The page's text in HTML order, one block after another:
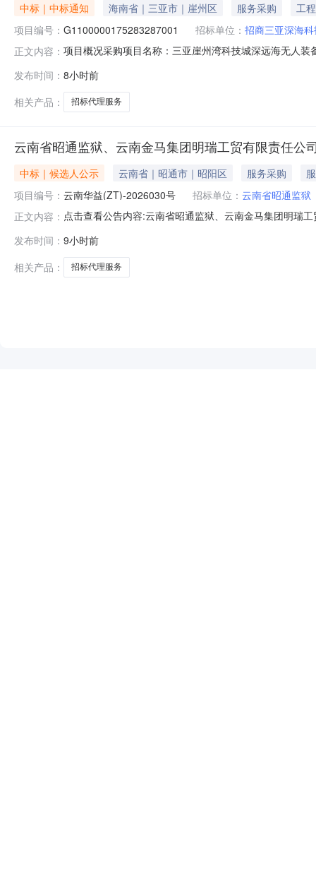
中标｜中标通知 海南省｜三亚市｜崖州区 服务采购
工程
项目编号： G1100000175283287001 招标单位： 招商三亚深海
正文内容： 项目概况采购项目名称：三亚崖州湾科技城深远海无人
购人地址：海南省三亚市崖州区深海科技城综合服务中
选人信
发布时间： 8小时前
相关产品：
招标代理服务
云南省昭通监狱、云南金马集团明瑞工贸有限责任公
中标｜候选人公示 云南省｜昭通市｜昭阳区 服务采购
项目编号： 云南华益(ZT)-2026030号 招标单位： 云南省昭通监狱
正文内容： 点击查看公告内容:云南省昭通监狱、云南金马集团明瑞
发布时间： 9小时前
相关产品：
招标代理服务